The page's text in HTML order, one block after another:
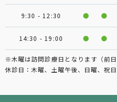
9:30 - 12:30 ● ●
14:30 - 19:00 ● ●
※木曜は訪問診療日となります（前日
休診日：木曜、土曜午後、日曜、祝日